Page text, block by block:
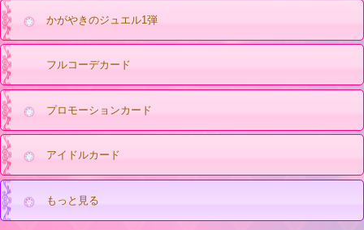
かがやきのジュエル1弾
フルコーデカード
プロモーションカード
アイドルカード
もっと見る